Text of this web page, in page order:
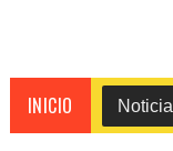
INICIO